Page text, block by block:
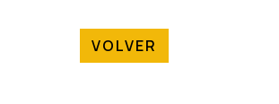
VOLVER